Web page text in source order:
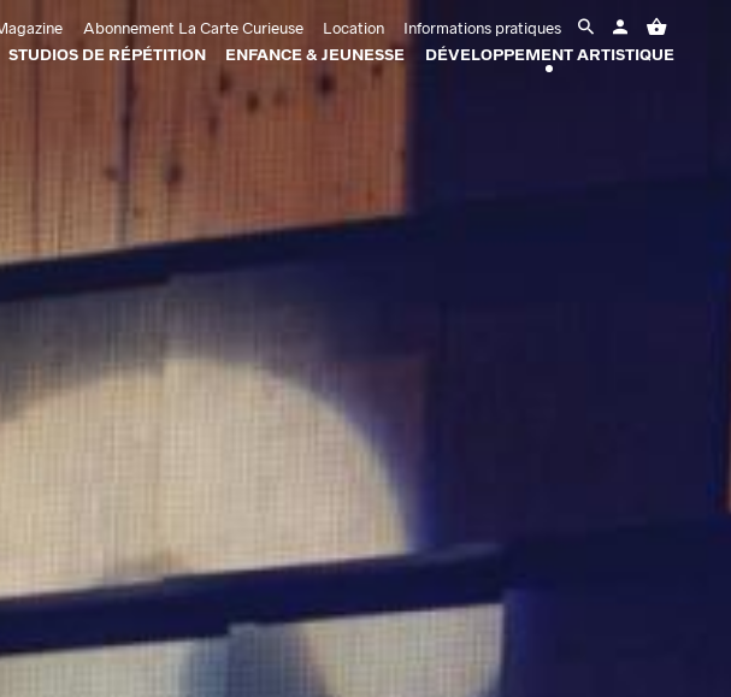
Abonnement La Carte Curieuse Location
Informations pratiques
STUDIOS DE RÉPÉTITION ENFANCE & JEUNESSE DÉVELOPPEMENT ARTISTIQUE